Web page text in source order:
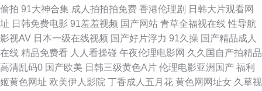
15p 四虎亚洲精品 91n在线观看 韩国性爱网 日本A∨ 五月天激情人体 91蜜臀
中文字幕 超碰大香蕉网 海角社区猫先生 微拍国产 AV伦理福利篇 国产大片中
文字幕 欧洲肥婆a级网站 亚洲色中色电网站 操丝袜美腿人妻 国外变态另类网
偷拍 91大神合集 成人拍拍拍免费 香港伦理剧 日韩大片观看网
址 日韩免费电影 91羞羞视频 国产网站 青草全福视在线 性导航
影视AV 日本一级在线视频 国产好片浮力 91久操 国产精品成人
在线 精品免费看 人人看操碰 午夜伦理电影网 久久国自产拍精品
高清乱码0 国产欧美 日韩三级黄色A片 伦理电影亚洲国产 福利
姬黄色网址 欧美伊人影院 丁香成人五月花 黄色网网址女 久草视